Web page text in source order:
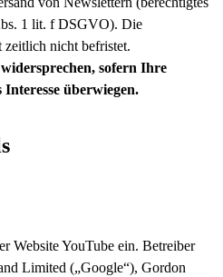
1 lit. f DSGVO). Die
zeitlich nicht befristet.
sofern Ihre
Interesse überwiegen.
Website YouTube ein. Betreiber
Limited („Google“), Gordon